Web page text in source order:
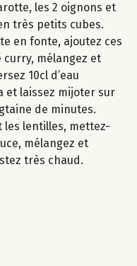
les 2 oignons et
très petits cubes.
en fonte, ajoutez ces
curry, mélangez et
10cl d’eau
et laissez mijoter sur
de minutes.
les lentilles, mettez-
mélangez et
très chaud.